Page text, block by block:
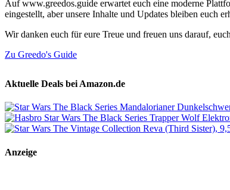
Auf www.greedos.guide erwartet euch eine moderne
eingestellt, aber unsere Inhalte und Updates bleiben euch
Wir danken euch für eure Treue und freuen uns darauf,
Zu Greedo's Guide
Aktuelle Deals bei Amazon.de
Anzeige